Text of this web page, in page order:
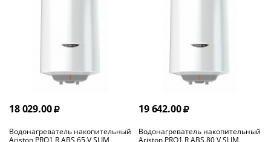
18 029.00
Водонагреватель накопительный
Ariston PRO1 R ABS 65 V SLIM
19 642.00
Водонагреватель накопительный
Ariston PRO1 R ABS 80 V SLIM